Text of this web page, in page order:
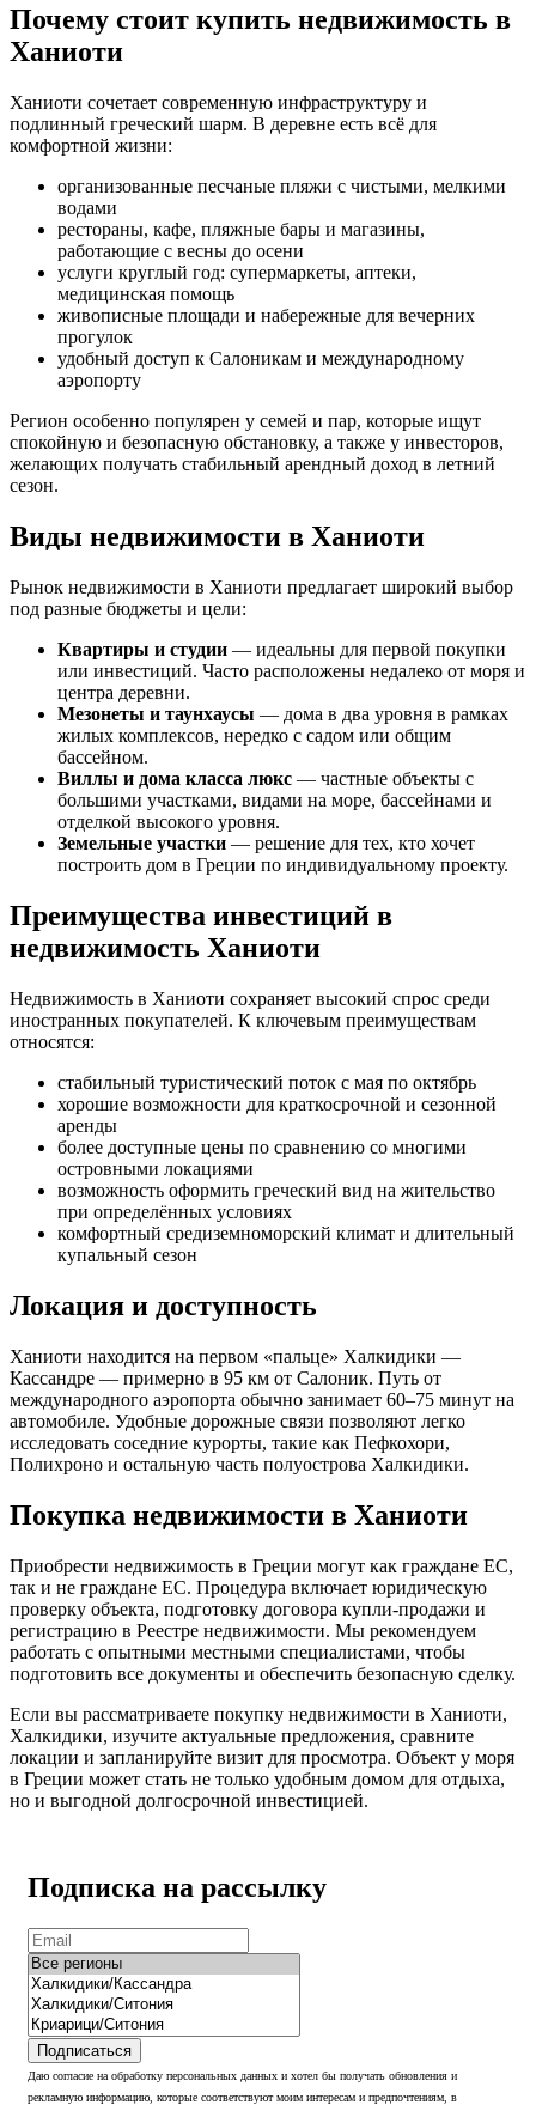
Почему стоит купить недвижимость в
Ханиоти
Ханиоти сочетает современную инфраструктуру и
подлинный греческий шарм. В деревне есть всё для
комфортной жизни:
организованные песчаные пляжи с чистыми, мелкими
водами
рестораны, кафе, пляжные бары и магазины,
работающие с весны до осени
услуги круглый год: супермаркеты, аптеки,
медицинская помощь
живописные площади и набережные для вечерних
прогулок
удобный доступ к Салоникам и международному
аэропорту
Регион особенно популярен у семей и пар, которые ищут
спокойную и безопасную обстановку, а также у инвесторов,
желающих получать стабильный арендный доход в летний
сезон.
Виды недвижимости в Ханиоти
Рынок недвижимости в Ханиоти предлагает широкий выбор
под разные бюджеты и цели:
Квартиры и студии — идеальны для первой покупки
или инвестиций. Часто расположены недалеко от моря и
центра деревни.
Мезонеты и таунхаусы — дома в два уровня в рамках
жилых комплексов, нередко с садом или общим
бассейном.
Виллы и дома класса люкс — частные объекты с
большими участками, видами на море, бассейнами и
отделкой высокого уровня.
Земельные участки — решение для тех, кто хочет
построить дом в Греции по индивидуальному проекту.
Преимущества инвестиций в
недвижимость Ханиоти
Недвижимость в Ханиоти сохраняет высокий спрос среди
иностранных покупателей. К ключевым преимуществам
относятся:
стабильный туристический поток с мая по октябрь
хорошие возможности для краткосрочной и сезонной
аренды
более доступные цены по сравнению со многими
островными локациями
возможность оформить греческий вид на жительство
при определённых условиях
комфортный средиземноморский климат и длительный
купальный сезон
Локация и доступность
Ханиоти находится на первом «пальце» Халкидики —
Кассандре — примерно в 95 км от Салоник. Путь от
международного аэропорта обычно занимает 60–75 минут на
автомобиле. Удобные дорожные связи позволяют легко
исследовать соседние курорты, такие как Пефкохори,
Полихроно и остальную часть полуострова Халкидики.
Покупка недвижимости в Ханиоти
Приобрести недвижимость в Греции могут как граждане ЕС,
так и не граждане ЕС. Процедура включает юридическую
проверку объекта, подготовку договора купли-продажи и
регистрацию в Реестре недвижимости. Мы рекомендуем
работать с опытными местными специалистами, чтобы
подготовить все документы и обеспечить безопасную сделку.
Если вы рассматриваете покупку недвижимости в Ханиоти,
Халкидики, изучите актуальные предложения, сравните
локации и запланируйте визит для просмотра. Объект у моря
в Греции может стать не только удобным домом для отдыха,
но и выгодной долгосрочной инвестицией.
Подписка на рассылку
Подписаться
Даю согласие на обработку персональных данных и хотел бы получать обновления и
рекламную информацию, которые соответствуют моим интересам и предпочтениям, в